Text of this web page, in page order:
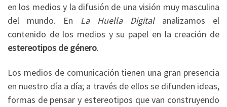
en los medios y la difusión de una visión muy masculina
del mundo. En La Huella Digitalanalizamos el
contenido de los medios y su papel en la creación de
estereotipos de género.
Los medios de comunicación tienen una gran presencia
en nuestro día a día; a través de ellos se difunden ideas,
formas de pensar y estereotipos que van construyendo